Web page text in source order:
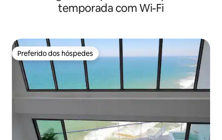
temporada com Wi-Fi
Preferido dos hóspedes
Preferido dos hóspedes